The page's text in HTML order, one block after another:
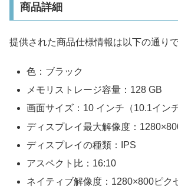
商品詳細
提供された商品仕様情報は以下の通りで
色：ブラック
メモリストレージ容量：128 GB
画面サイズ：10 インチ（10.1インチ
ディスプレイ最大解像度：
ディスプレイの種類：IPS
アスペクト比：16:10
ネイティブ解像度：1280×800ピク